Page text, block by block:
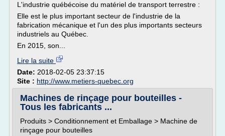
L'industrie québécoise du matériel de transport terrestre :
Elle est le plus important secteur de l'industrie de la
fabrication mécanique et l'un des plus importants secteurs
industriels au Québec.
En 2015, son...
Lire la suite
Date: 2018-02-05 23:37:15
Site : http://www.metiers-quebec.org
Machines de rinçage pour bouteilles -
Tous les fabricants ...
Produits > Conditionnement et Emballage > Machine de
rinçage pour bouteilles